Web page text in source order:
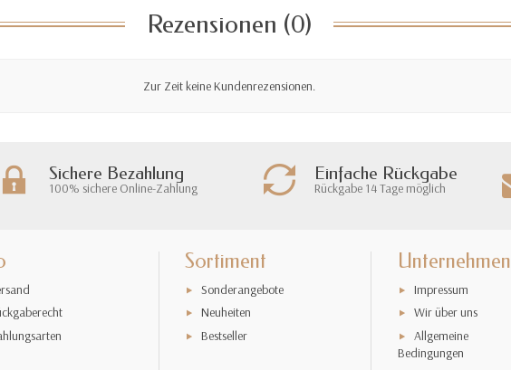
Rezensionen (0)
Zur Zeit keine Kundenrezensionen.
Sichere Bezahlung
100% sichere Online-Zahlung
Einfache Rückgabe
Rückgabe 14 Tage möglich
Sortiment
Sonderangebote
Neuheiten
Bestseller
Unternehmen
Impressum
Wir über uns
Allgemeine
Bedingungen